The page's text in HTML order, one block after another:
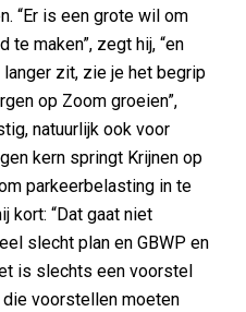
“Er is een grote wil om
maken”, zegt hij, “en
zit, zie je het begrip
op Zoom groeien”,
natuurlijk ook voor
kern springt Krijnen op
parkeerbelasting in te
kort: “Dat gaat niet
slecht plan en GBWP en
is slechts een voorstel
voorstellen moeten